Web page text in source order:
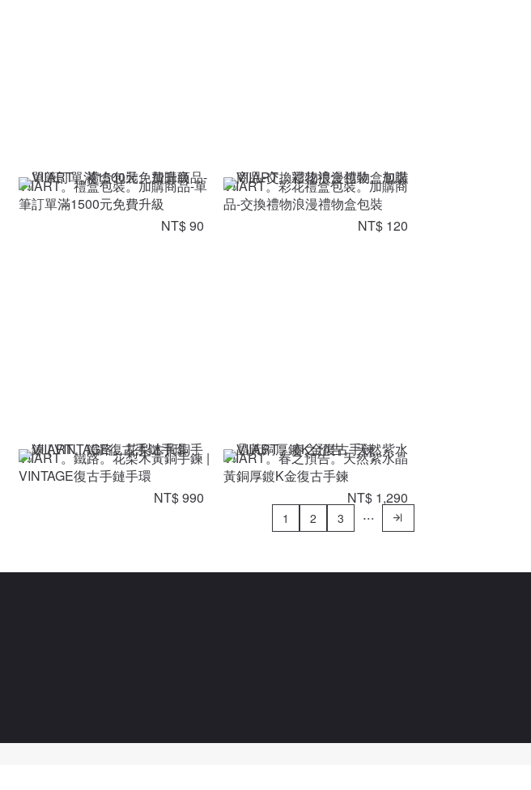
VIIART。禮盒包裝。加購商品-單
筆訂單滿1500元免費升級
NT$ 90
VIIART。彩花禮盒包裝。加購商
品-交換禮物浪漫禮物盒包裝
NT$ 120
VIIART。鐵路。花梨木黃銅手鍊 |
VINTAGE復古手鏈手環
NT$ 990
VIIART。春之預告。天然紫水晶
黃銅厚鍍K金復古手鍊
NT$ 1,290
1 2 3